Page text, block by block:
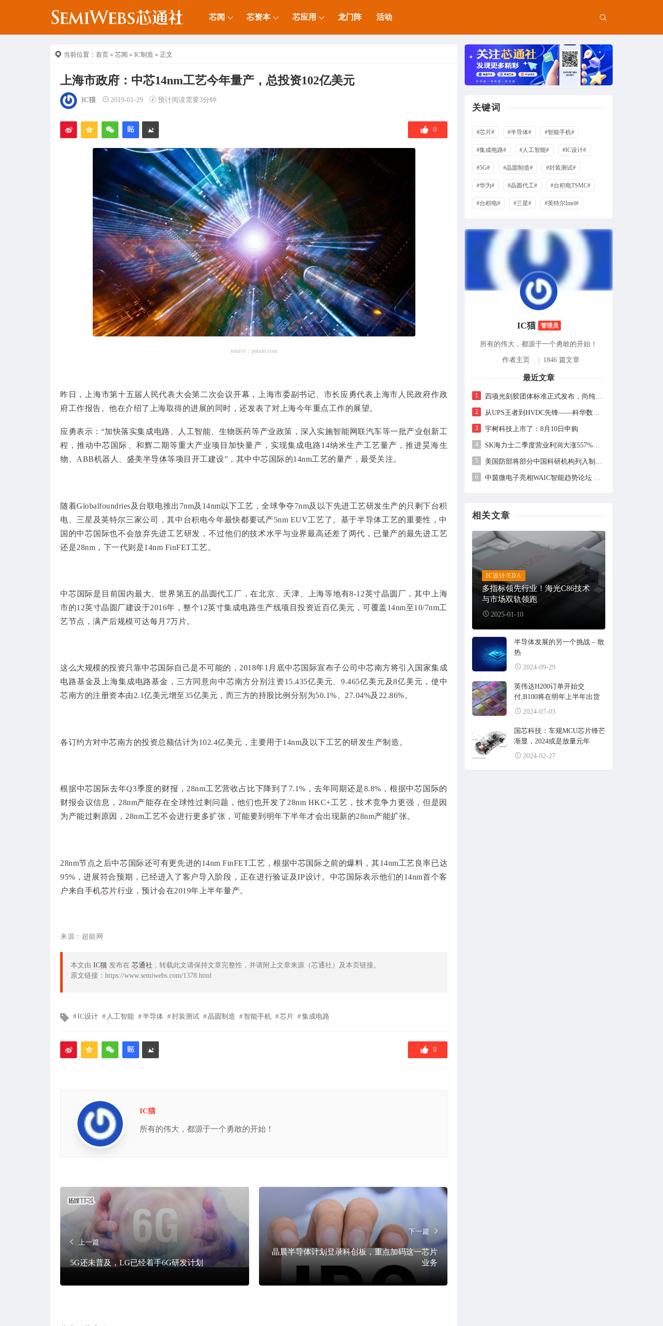
芯闻 芯资本 芯应用 龙门阵 活动
当前位置： 首页 » 芯闻 » IC制造 » 正文
上海市政府：中芯14nm工艺今年量产，总投资102亿美元
IC猫 2019-01-29 预计阅读需要3分钟
0
source：paixin.com
昨日，上海市第十五届人民代表大会第二次会议开幕，上海市委副书记、市长应勇代表上海市人民政府作政
府工作报告。他在介绍了上海取得的进展的同时，还发表了对上海今年重点工作的展望。
应勇表示：“加快落实集成电路 人工智能 、生物医药等产业政策，深入实施智能网联汽车等一批产业创新工
程，推动中芯国际 、和辉二期等重大产业项目加快量产，实现集成电路14纳米生产工艺量产，推进昊海生
物、ABB机器人、盛美半导体等项目开工建设”，其中 中芯国际的14nm工艺的量产，最受关注。
随着Globalfoundries及台联电推出7nm及14nm以下工艺，全球争夺7nm及以下先进工艺研发生产的只剩下台积
电、三星及英特尔三家公司，其中台积电今年最快都要试产5nm EUV工艺了。基于半导体工艺的重要性，中
国的中芯国际也不会放弃先进工艺研发，不过他们的技术水平与业界最高还差了两代，已量产的最先进工艺
还是28nm，下一代则是14nm FinFET工艺。
中芯国际是目前国内最大、世界第五的晶圆代工厂，在北京、天津、上海等地有8-12英寸晶圆厂，其中上海
市的12英寸晶圆厂建设于2016年，整个12英寸集成电路生产线项目投资近百亿美元，可覆盖14nm至10/7nm工
艺节点，满产后规模可达每月7万片。
这么大规模的投资只靠中芯国际自己是不可能的，2018年1月底中芯国际宣布子公司中芯南方将引入国家集成
电路基金及上海集成电路基金，三方同意向中芯南方分别注资15.435亿美元、9.465亿美元及8亿美元，使中
芯南方的注册资本由2.1亿美元增至35亿美元，而三方的持股比例分别为50.1%、27.04%及22.86%。
各订约方对中芯南方的投资总额估计为102.4亿美元，主要用于14nm及以下工艺的研发生产制造。
根据中芯国际去年Q3季度的财报，28nm工艺营收占比下降到了7.1%，去年同期还是8.8%，根据中芯国际的
财报会议信息，28nm产能存在全球性过剩问题，他们也开发了28nm HKC+工艺，技术竞争力更强，但是因
为产能过剩原因，28nm工艺不会进行更多扩张，可能要到明年下半年才会出现新的28nm产能扩张。
28nm节点之后中芯国际还可有更先进的14nm FinFET工艺，根据中芯国际之前的爆料，其14nm工艺良率已达
95%，进展符合预期，已经进入了客户导入阶段，正在进行验证及IP设计。中芯国际表示他们的14nm首个客
户来自手机芯片行业，预计会在2019年上半年量产。
来源：超能网
本文由 IC猫 发布在 芯通社 ，转载此文请保持文章完整性，并请附上文章来源（芯通社）及本页链接。
原文链接：https://www.semiwebs.com/1378.html
文
签
IC设计 人工智能 半导体 封装测试 晶圆制造 智能手机 芯片 集成电路
0
IC猫
所有的伟大，都源于一个勇敢的开始！
上一篇
5G还未普及，LG已经着手6G研发计划
下一篇
晶晨半导体计划登录科创板，重点加码这一芯片
业务
关键词
#芯片# #半导体# #智能手机#
#集成电路# #人工智能# #IC设计#
#5G# #晶圆制造# #封装测试#
#华为# #晶圆代工# #台积电TSMC#
#台积电# #三星# #英特尔Intel#
IC猫 管理员
所有的伟大，都源于一个勇敢的开始！
作者主页 1846 篇文章
最近文章
1 四项光刻胶团体标准正式发布，尚纯智造以设备商身份跻身标准起草席
2 从UPS王者到HVDC先锋——科华数据的“时代转身”
3 宇树科技上市了：8月10日申购
4 SK海力士二季度营业利润大涨557%，但未及市场预期
5 美国防部将部分中国科研机构列入制裁清单，中方回应
6 中茵微电子亮相WAIC智能趋势论坛 AI ASIC芯片定制平台赋能工业AI落地
相关文章
IC设计/EDA
多指标领先行业！海光C86技术
与市场双轨领跑
2025-01-10
半导体发展的另一个挑战 – 散
热
2024-09-29
英伟达H200订单开始交
付,B100将在明年上半年出货
2024-07-03
国芯科技：车规MCU芯片锋芒
渐显，2024或是放量元年
2024-02-27